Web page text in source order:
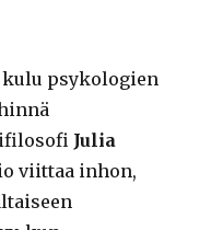
kulu psykologien
Julia
viittaa inhon,